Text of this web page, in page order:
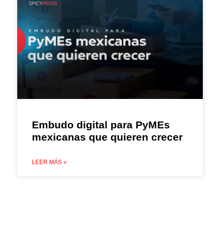
Embudo digital para PyMEs
mexicanas que quieren crecer
LEER MÁS »